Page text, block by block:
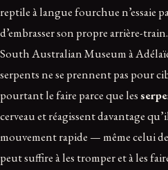
reptile à langue fourchue n’essaie
d’embrasser son propre arrière-
South Australian Museum à
serpents ne se prennent pas pour
pourtant le faire parce que les
cerveau et réagissent davantage
mouvement rapide — même celui
peut suffire à les tromper et à les